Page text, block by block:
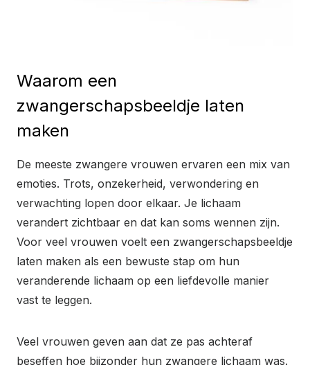
Waarom een
zwangerschapsbeeldje laten
maken
De meeste zwangere vrouwen ervaren een mix van
emoties. Trots, onzekerheid, verwondering en
verwachting lopen door elkaar. Je lichaam
verandert zichtbaar en dat kan soms wennen zijn.
Voor veel vrouwen voelt een zwangerschapsbeeldje
laten maken als een bewuste stap om hun
veranderende lichaam op een liefdevolle manier
vast te leggen.
Veel vrouwen geven aan dat ze pas achteraf
beseffen hoe bijzonder hun zwangere lichaam was.